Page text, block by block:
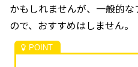
かもしれませんが、一般的
ので、おすすめはしません。